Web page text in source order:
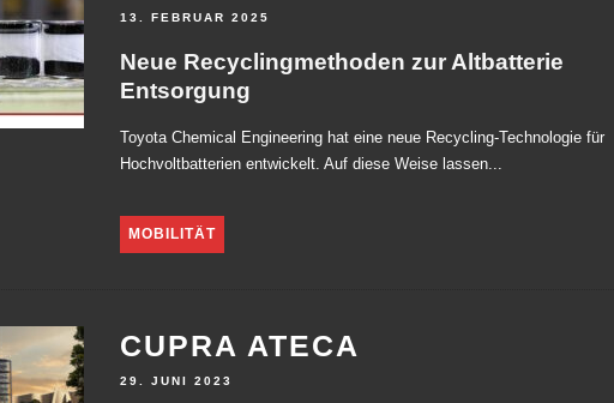
13. FEBRUAR 2025
Neue Recyclingmethoden zur Altbatterie
Entsorgung
Toyota Chemical Engineering hat eine neue Recycling-Technologie für
Hochvoltbatterien entwickelt. Auf diese Weise lassen...
MOBILITÄT
CUPRA ATECA
29. JUNI 2023